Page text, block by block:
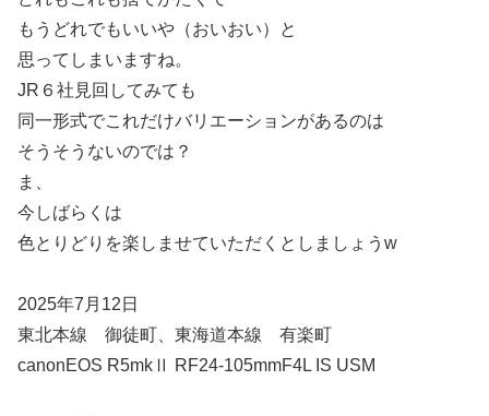
もうどれでもいいや（おいおい）と
思ってしまいますね。
JR６社見回してみても
同一形式でこれだけバリエーションがあるのは
そうそうないのでは？
ま、
今しばらくは
色とりどりを楽しませていただくとしましょうw
2025年7月12日
東北本線 御徒町、東海道本線 有楽町
canonEOS R5mkⅡ RF24-105mmF4L IS USM